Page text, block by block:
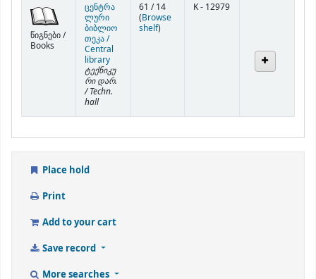
წიგნები /
Books
ცენტრა
ლური
ბიბლიო
თეკა /
Central
library
ტექნიკუ
რი დარ.
/ Techn.
hall
61 / 14
(Browse
shelf(Opens below)
)
K - 12979
Place hold
Print
Add to your cart
Save record
More searches